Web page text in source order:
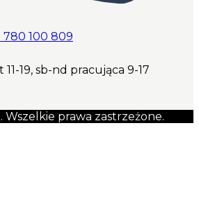
780 100 809
19, sb-nd pracująca 9-17
. Wszelkie prawa zastrzeżone.